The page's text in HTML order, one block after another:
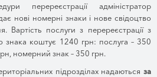
перереєстрації адміністратор
нові номерні знаки і нове свідоцтво
Вартість послуги з перереєстрації з
знака коштує 1240 грн: послуга – 350
номерний знак – 350 грн.
підрозділах надаються за